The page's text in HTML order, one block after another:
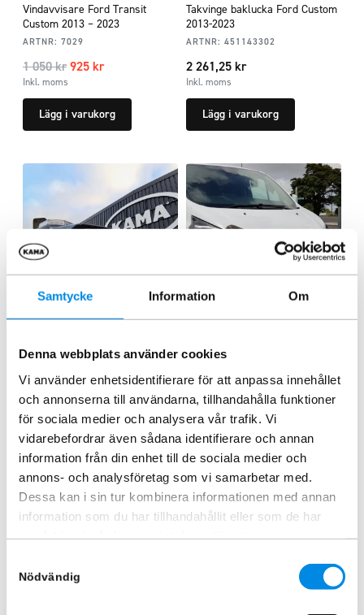
Samtycke Information Om
Denna webbplats använder cookies
Vi använder enhetsidentifierare för att anpassa innehållet
och annonserna till användarna, tillhandahålla funktioner
för sociala medier och analysera vår trafik. Vi
vidarebefordrar även sådana identifierare och annan
information från din enhet till de sociala medier och
annons- och analysföretag som vi samarbetar med.
Dessa kan i sin tur kombinera informationen med annan
information som du har tillhandahållit eller som de har
Nödvändig
Vindavvisare Ford Transit
Custom 2013 – 2023
ARTNR: 7029
1 050kr925 kr
Inkl. moms
Lägg i varukorg
Takvinge baklucka Ford Custom
2013-2023
ARTNR: 451143302
2 261,25 kr
Inkl. moms
Lägg i varukorg
Custom 2013-2023
2 261,25kr
Lägg i varukorg
2018 – 2023
1 335kr
Inkl. moms
Lägg i varukorg
Liknande produkter